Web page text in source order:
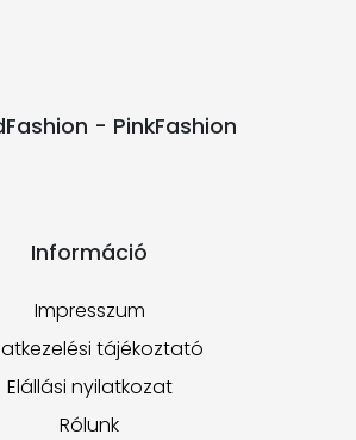
- PinkFashion
Információ
Impresszum
tájékoztató
Elállási nyilatkozat
Rólunk